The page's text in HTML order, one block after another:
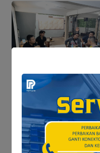
Tanjab Barat Tindak
Lanjuti Informasi Viral,
Korban Belum Buat
Laporan Resmi